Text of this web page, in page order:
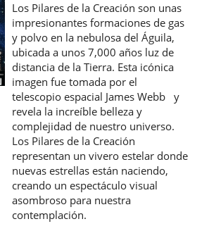
Los Pilares de la Creación son unas
impresionantes formaciones de gas
y polvo en la nebulosa del Águila,
ubicada a unos 7,000 años luz de
distancia de la Tierra. Esta icónica
imagen fue tomada por el
telescopio espacial James Webb y
revela la increíble belleza y
complejidad de nuestro universo.
Los Pilares de la Creación
representan un vivero estelar donde
nuevas estrellas están naciendo,
creando un espectáculo visual
asombroso para nuestra
contemplación.